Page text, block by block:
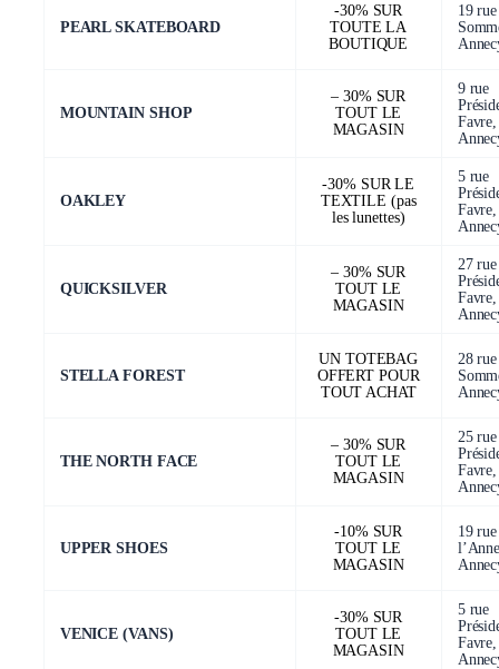
PEARL SKATEBOARD
-30% SUR
TOUTE LA
BOUTIQUE
19 rue
MOUNTAIN SHOP
– 30% SUR
TOUT LE
MAGASIN
9 rue
Favre,
OAKLEY
-30% SUR LE
TEXTILE (pas
les lunettes)
5 rue
Favre,
QUICKSILVER
– 30% SUR
TOUT LE
MAGASIN
27 rue
Favre,
STELLA FOREST
UN TOTEBAG
OFFERT POUR
TOUT ACHAT
28 rue
THE NORTH FACE
– 30% SUR
TOUT LE
MAGASIN
25 rue
Favre,
UPPER SHOES
-10% SUR
TOUT LE
MAGASIN
19
VENICE (VANS)
-30% SUR
TOUT LE
MAGASIN
5 rue
Favre,